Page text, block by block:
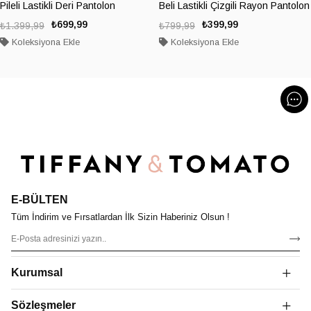
Pileli Lastikli Deri Pantolon
₺699,99
₺1.399,99
Koleksiyona Ekle
Beli Lastikli Çizgili Rayon Pantolon
₺399,99
₺799,99
Koleksiyona Ekle
E-BÜLTEN
Tüm İndirim ve Fırsatlardan İlk Sizin Haberiniz Olsun !
Kurumsal
Sözleşmeler